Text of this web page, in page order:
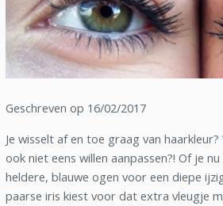
Geschreven op 16/02/2017
Je wisselt af en toe graag van
ook niet eens willen aanpassen?! Of je
heldere, blauwe ogen voor een diepe
paarse iris kiest voor dat extra vleugje